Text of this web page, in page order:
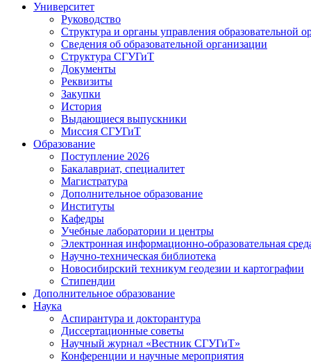
Университет
Руководство
Структура и органы управления образовательной
Сведения об образовательной организации
Структура СГУГиТ
Документы
Реквизиты
Закупки
История
Выдающиеся выпускники
Миссия СГУГиТ
Образование
Поступление 2026
Бакалавриат, специалитет
Магистратура
Дополнительное образование
Институты
Кафедры
Учебные лаборатории и центры
Электронная информационно-образовательная
Научно-техническая библиотека
Новосибирский техникум геодезии и картографии
Стипендии
Дополнительное образование
Наука
Аспирантура и докторантура
Диссертационные советы
Научный журнал «Вестник СГУГиТ»
Конференции и научные мероприятия